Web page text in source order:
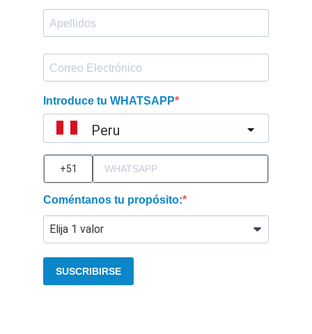
Introduce tu WHATSAPP
Peru
Coméntanos tu propósito:
SUSCRIBIRSE